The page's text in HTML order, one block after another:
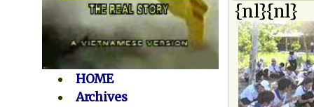
HOME
Archives
{nl}{nl}